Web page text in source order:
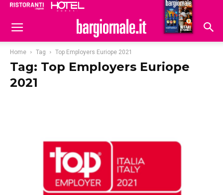
Hoteldomani
Home Tag Top Employers Euriope 2021
Tag: Top Employers Euriope
2021